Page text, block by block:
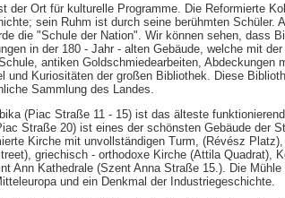
der Ort für kulturelle Programme. Die Reformierte
sein Ruhm ist durch seine berühmten Schüler.
die "Schule der Nation". Wir können sehen, dass
in der 180 - Jahr - alten Gebäude, welche mit
antiken Goldschmiedearbeiten, Abdeckungen
und Kuriositäten der großen Bibliothek. Diese
Sammlung des Landes.
(Piac Straße 11 - 15) ist das älteste
Straße 20) ist eines der schönsten Gebäude der
Kirche mit unvollständigen Turm, (Révész
griechisch - orthodoxe Kirche (Attila Quadrat),
Ann Kathedrale (Szent Anna Straße 15.). Die
und ein Denkmal der Industriegeschichte.